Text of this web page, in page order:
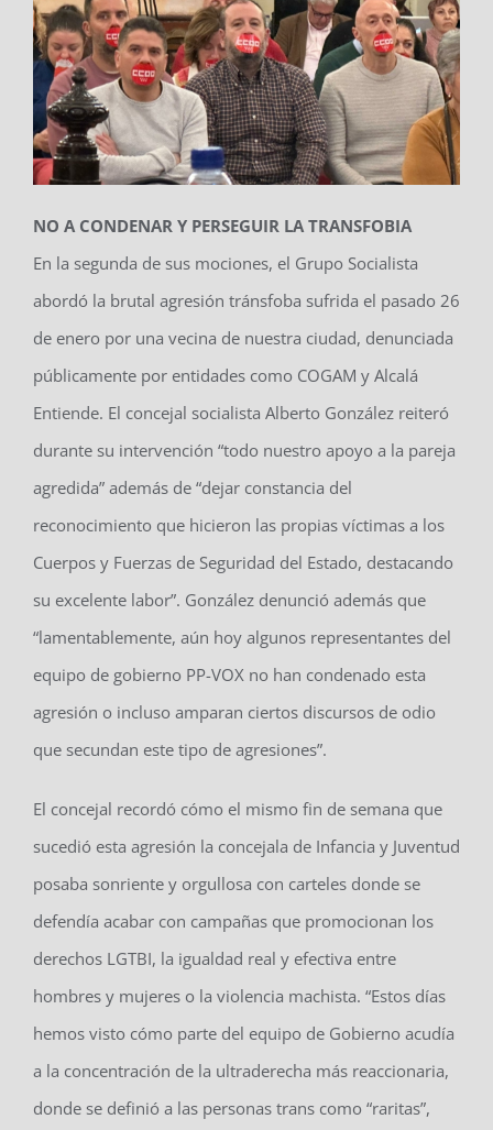
NO A CONDENAR Y PERSEGUIR LA TRANSFOBIA
En la segunda de sus mociones, el Grupo Socialista
abordó la brutal agresión tránsfoba sufrida el pasado 26
de enero por una vecina de nuestra ciudad, denunciada
públicamente por entidades como COGAM y Alcalá
Entiende. El concejal socialista Alberto González reiteró
durante su intervención “todo nuestro apoyo a la pareja
agredida” además de “dejar constancia del
reconocimiento que hicieron las propias víctimas a los
Cuerpos y Fuerzas de Seguridad del Estado, destacando
su excelente labor”. González denunció además que
“lamentablemente, aún hoy algunos representantes del
equipo de gobierno PP-VOX no han condenado esta
agresión o incluso amparan ciertos discursos de odio
que secundan este tipo de agresiones”.
El concejal recordó cómo el mismo fin de semana que
sucedió esta agresión la concejala de Infancia y Juventud
posaba sonriente y orgullosa con carteles donde se
defendía acabar con campañas que promocionan los
derechos LGTBI, la igualdad real y efectiva entre
hombres y mujeres o la violencia machista. “Estos días
hemos visto cómo parte del equipo de Gobierno acudía
a la concentración de la ultraderecha más reaccionaria,
donde se definió a las personas trans como “raritas”,